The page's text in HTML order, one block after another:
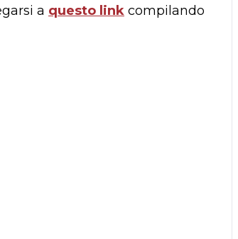
a questo link compilando